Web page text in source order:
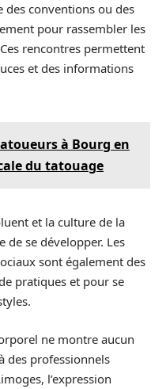
des conventions ou des
pour rassembler les
rencontres permettent
et des informations
à Bourg en
du tatouage
et la culture de la
se développer. Les
sont également des
pratiques et pour se
ne montre aucun
des professionnels
l’expression